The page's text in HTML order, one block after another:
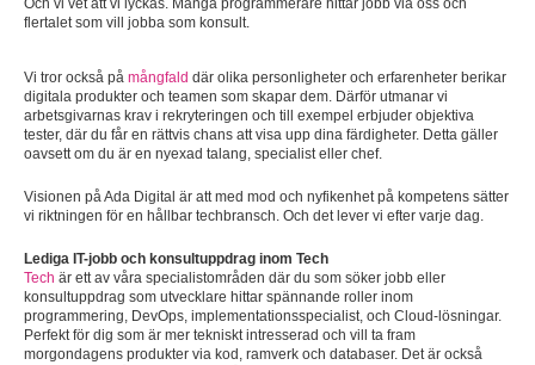
Och vi vet att vi lyckas. Många programmerare hittar jobb via oss och
flertalet som vill jobba som konsult.
Vi tror också på mångfald där olika personligheter och erfarenheter berikar
digitala produkter och teamen som skapar dem. Därför utmanar vi
arbetsgivarnas krav i rekryteringen och till exempel erbjuder objektiva
tester, där du får en rättvis chans att visa upp dina färdigheter. Detta gäller
oavsett om du är en nyexad talang, specialist eller chef.
Visionen på Ada Digital är att med mod och nyfikenhet på kompetens sätter
vi riktningen för en hållbar techbransch. Och det lever vi efter varje dag.
Lediga IT-jobb och konsultuppdrag inom Tech
Tech är ett av våra specialistområden där du som söker jobb eller
konsultuppdrag som utvecklare hittar spännande roller inom
programmering, DevOps, implementationsspecialist, och Cloud-lösningar.
Perfekt för dig som är mer tekniskt intresserad och vill ta fram
morgondagens produkter via kod, ramverk och databaser. Det är också